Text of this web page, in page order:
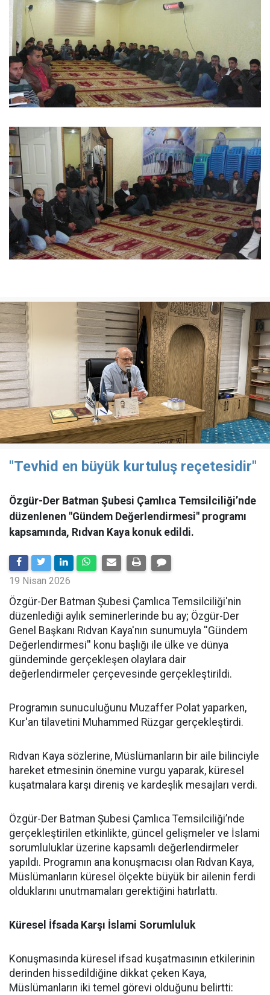
"Tevhid en büyük kurtuluş reçetesidir"
Özgür-Der Batman Şubesi Çamlıca Temsilciliği’nde
düzenlenen "Gündem Değerlendirmesi" programı
kapsamında, Rıdvan Kaya konuk edildi.
19 Nisan 2026
​Özgür-Der Batman Şubesi Çamlıca Temsilciliği'nin
düzenlediği aylık seminerlerinde bu ay; Özgür-Der
Genel Başkanı Rıdvan Kaya'nın sunumuyla ''Gündem
Değerlendirmesi'' konu başlığı ile ülke ve dünya
gündeminde gerçekleşen olaylara dair
değerlendirmeler çerçevesinde gerçekleştirildi.
Programın sunuculuğunu Muzaffer Polat yaparken,
Kur'an tilavetini Muhammed Rüzgar gerçekleştirdi.
Rıdvan Kaya sözlerine, Müslümanların bir aile bilinciyle
hareket etmesinin önemine vurgu yaparak, küresel
kuşatmalara karşı direniş ve kardeşlik mesajları verdi.
Özgür-Der Batman Şubesi Çamlıca Temsilciliği’nde
gerçekleştirilen etkinlikte, güncel gelişmeler ve İslami
sorumluluklar üzerine kapsamlı değerlendirmeler
yapıldı. Programın ana konuşmacısı olan Rıdvan Kaya,
Müslümanların küresel ölçekte büyük bir ailenin ferdi
olduklarını unutmamaları gerektiğini hatırlattı.
Küresel İfsada Karşı İslami Sorumluluk
Konuşmasında küresel ifsad kuşatmasının etkilerinin
derinden hissedildiğine dikkat çeken Kaya,
Müslümanların iki temel görevi olduğunu belirtti: